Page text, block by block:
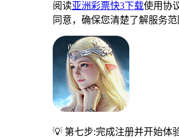
阅读亚洲彩票快3下载使用协
同意，确保您清楚了解服务范
💡 第七步:完成注册并开始体